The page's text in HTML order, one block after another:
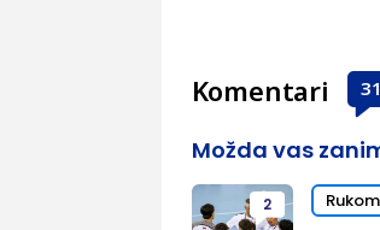
Komentari 31
Možda vas
2